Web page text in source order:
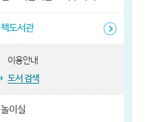
책도서관
이용안내
도서 검색
놀이실